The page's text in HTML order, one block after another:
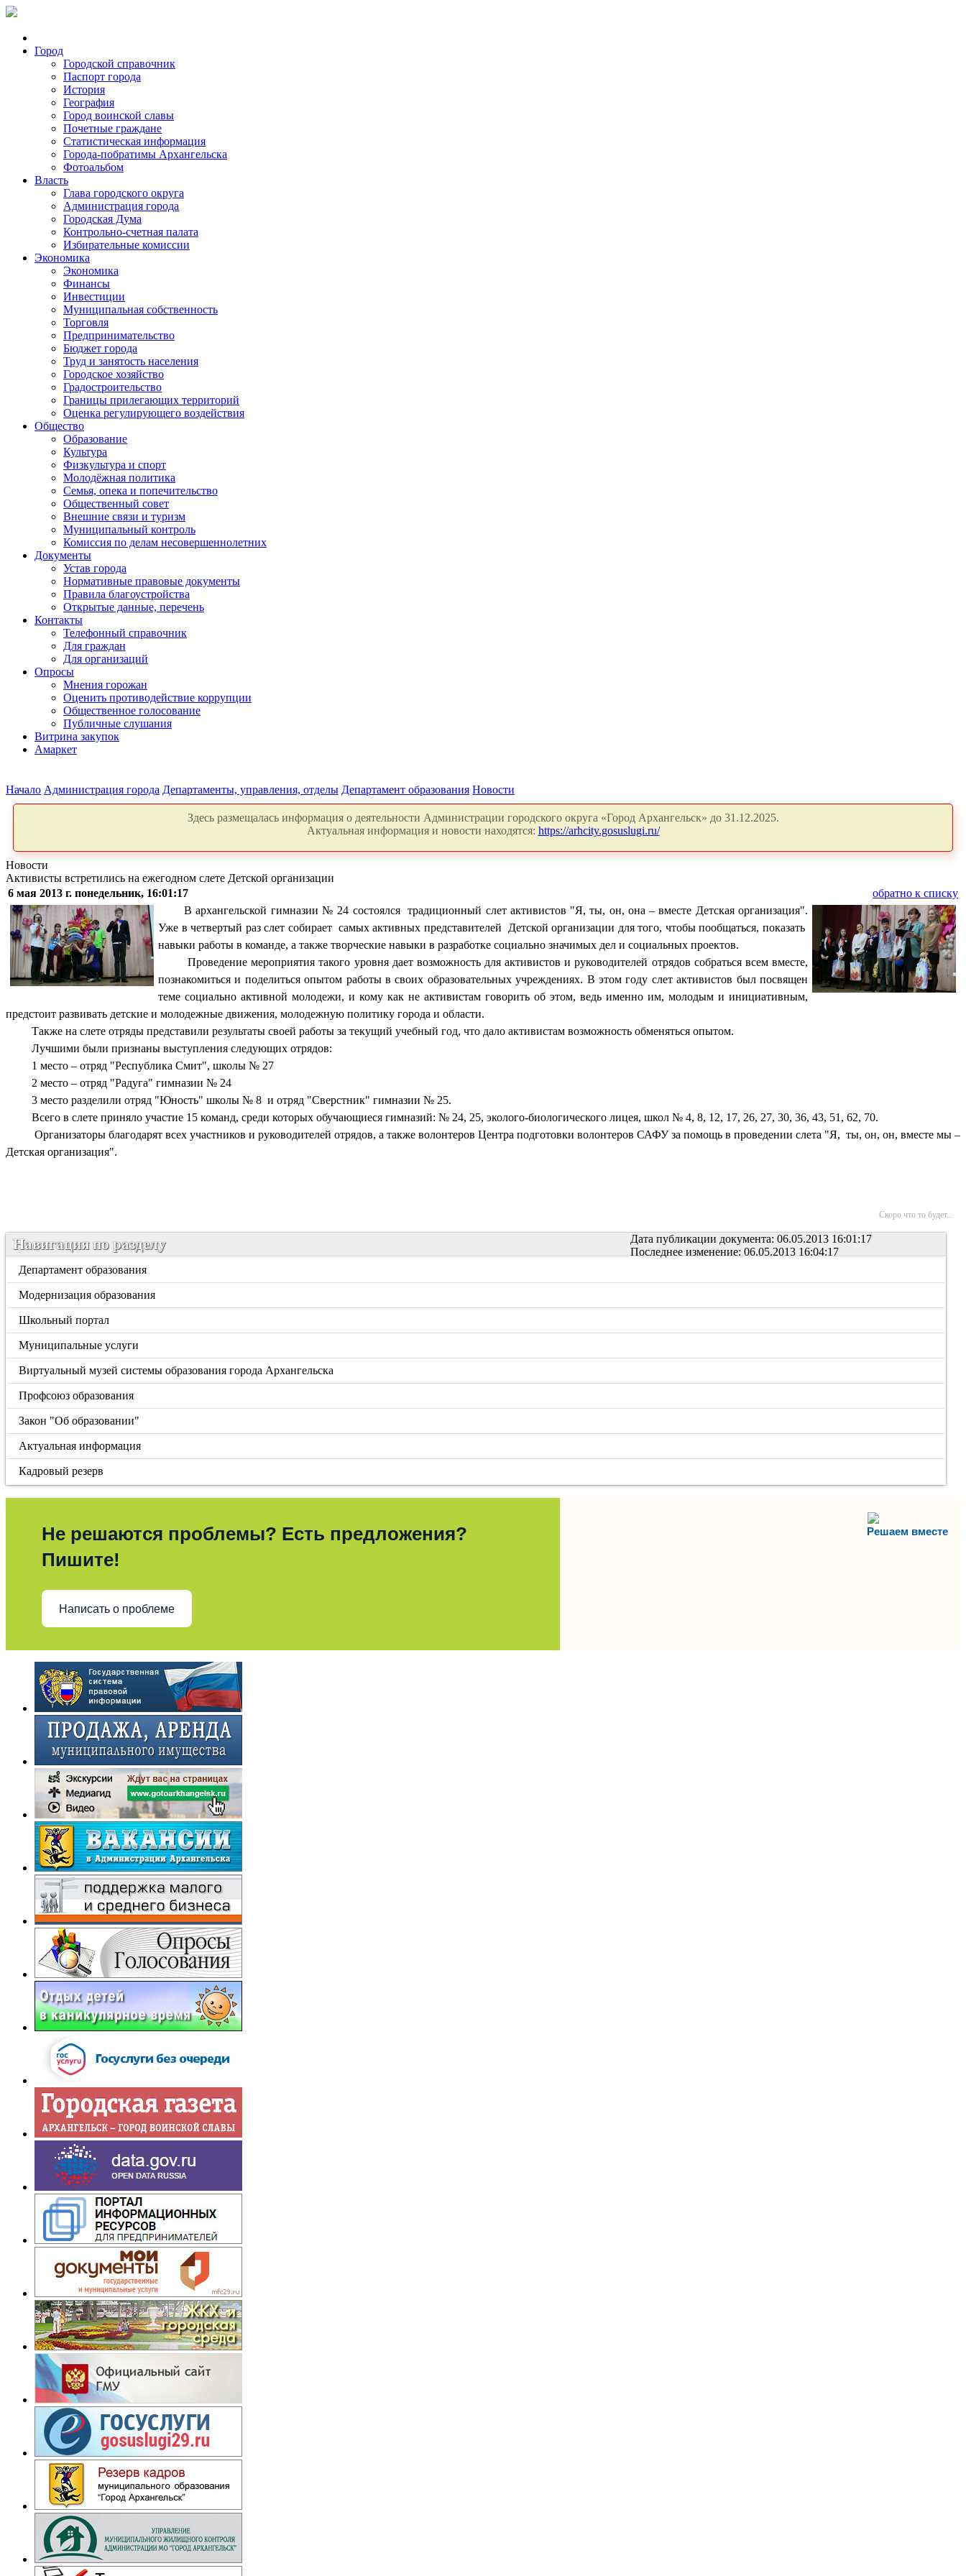
Город
Городской справочник
Паспорт города
История
География
Город воинской славы
Почетные граждане
Статистическая информация
Города-побратимы Архангельска
Фотоальбом
Власть
Глава городского округа
Администрация города
Городская Дума
Контрольно-счетная палата
Избирательные комиссии
Экономика
Экономика
Финансы
Инвестиции
Муниципальная собственность
Торговля
Предпринимательство
Бюджет города
Труд и занятость населения
Городское хозяйство
Градостроительство
Границы прилегающих территорий
Оценка регулирующего воздействия
Общество
Образование
Культура
Физкультура и спорт
Молодёжная политика
Семья, опека и попечительство
Общественный совет
Внешние связи и туризм
Муниципальный контроль
Комиссия по делам несовершеннолетних
Документы
Устав города
Нормативные правовые документы
Правила благоустройства
Открытые данные, перечень
Контакты
Телефонный справочник
Для граждан
Для организаций
Опросы
Мнения горожан
Оценить противодействие коррупции
Общественное голосование
Публичные слушания
Витрина закупок
Амаркет
Начало Администрация города Департаменты, управления, отделы Департамент образования Новости
Здесь размещалась информация о деятельности Администрации городского округа «Город Архангельск» до 31.12.2025.
Актуальная информация и новости находятся: https://arhcity.gosuslugi.ru/
Новости
Активисты встретились на ежегодном слете Детской организации
6 мая 2013 г. понедельник, 16:01:17
обратно к списку
В архангельской гимназии № 24 состоялся
традиционный слет активистов "Я, ты, он, она – вместе Детская организация".
Уже в четвертый раз слет собирает самых активных представителей
Детской организации для того, чтобы пообщаться, показать
навыки работы в команде, а также творческие навыки в разработке социально значимых дел и социальных проектов.
Проведение мероприятия такого уровня дает возможность для активистов и руководителей отрядов собраться всем вместе,
познакомиться и поделиться опытом работы в своих образовательных учреждениях. В этом году слет активистов был посвящен
теме социально активной молодежи, и кому как не активистам говорить об этом, ведь именно им, молодым и инициативным,
предстоит развивать детские и молодежные движения, молодежную политику города и области.
Также на слете отряды представили результаты своей работы за текущий учебный год, что дало активистам возможность обменяться опытом.
Лучшими были признаны выступления следующих отрядов:
1 место – отряд "Республика Смит", школы № 27
2 место – отряд "Радуга" гимназии № 24
3 место разделили отряд "Юность" школы № 8 и отряд "Сверстник" гимназии № 25.
Всего в слете приняло участие 15 команд, среди которых обучающиеся гимназий: № 24, 25, эколого-биологического лицея, школ № 4, 8, 12, 17, 26, 27, 30, 36, 43, 51, 62, 70.
Организаторы благодарят всех участников и руководителей отрядов, а также волонтеров Центра подготовки волонтеров САФУ за помощь в проведении слета "Я, ты, он, он, вместе мы –
Детская организация".
Скоро что то будет...
Дата публикации документа: 06.05.2013 16:01:17
Последнее изменение: 06.05.2013 16:04:17
Навигация по разделу
Департамент образования
Модернизация образования
Школьный портал
Муниципальные услуги
Виртуальный музей системы образования города Архангельска
Профсоюз образования
Закон "Об образовании"
Актуальная информация
Кадровый резерв
Решаем вместе
Не решаются проблемы? Есть предложения?
Пишите!
Написать о проблеме